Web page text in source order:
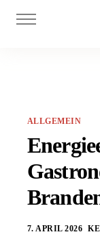
Blog
ALLGEMEIN
7. APRIL 2026